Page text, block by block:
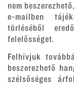
nem
e-mailben
törléséből
felelősséget.
Felhívjuk
beszerezhető
szélsőséges